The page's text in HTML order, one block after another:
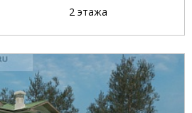
2 этажа